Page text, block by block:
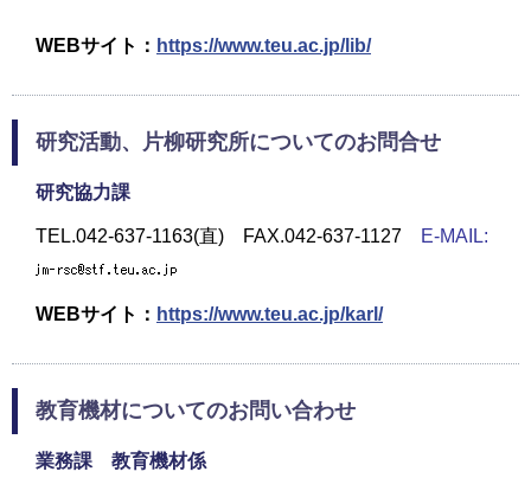
WEBサイト： https://www.teu.ac.jp/lib/
研究活動、片柳研究所についてのお問合せ
研究協力課
TEL.042-637-1163(直) FAX.042-637-1127 E-MAIL:
WEBサイト： https://www.teu.ac.jp/karl/
教育機材についてのお問い合わせ
業務課 教育機材係